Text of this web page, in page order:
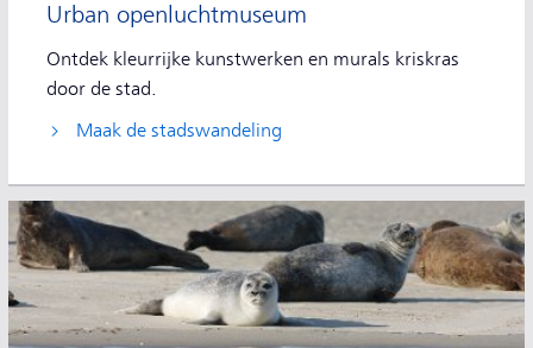
Urban openluchtmuseum
Ontdek kleurrijke kunstwerken en murals kriskras
door de stad.
Maak de stadswandeling